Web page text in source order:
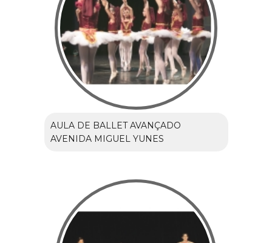
AULA DE BALLET AVANÇADO
AVENIDA MIGUEL YUNES